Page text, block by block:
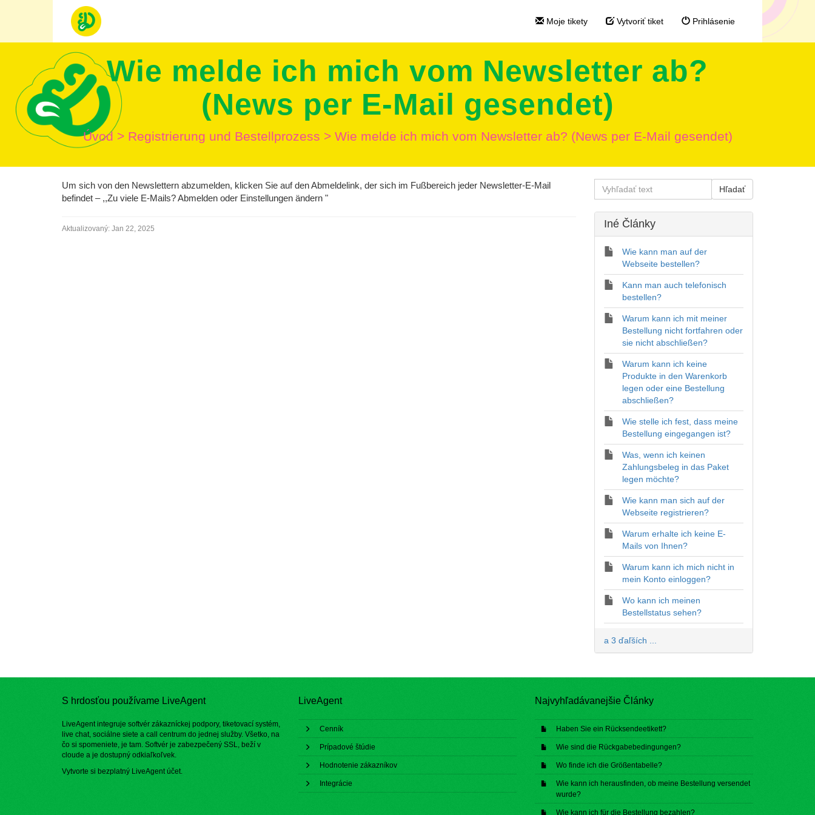
Moje tikety Vytvoriť tiket Prihlásenie
Wie melde ich mich vom Newsletter ab?
(News per E-Mail gesendet)
Úvod > Registrierung und Bestellprozess > Wie melde ich mich vom Newsletter ab? (News per E-Mail gesendet)
Um sich von den Newslettern abzumelden, klicken Sie auf den Abmeldelink, der sich im Fußbereich jeder Newsletter-E-Mail
befindet – ,,Zu viele E-Mails? Abmelden oder Einstellungen ändern "
Aktualizovaný: Jan 22, 2025 Iné Články
Wie kann man auf der
Webseite bestellen?
Kann man auch telefonisch
bestellen?
Warum kann ich mit meiner
Bestellung nicht fortfahren oder
sie nicht abschließen?
Warum kann ich keine
Produkte in den Warenkorb
legen oder eine Bestellung
abschließen?
Wie stelle ich fest, dass meine
Bestellung eingegangen ist?
Was, wenn ich keinen
Zahlungsbeleg in das Paket
legen möchte?
Wie kann man sich auf der
Webseite registrieren?
Warum erhalte ich keine E-
Mails von Ihnen?
Warum kann ich mich nicht in
mein Konto einloggen?
Wo kann ich meinen
Bestellstatus sehen?
a 3 ďaľších ...
S hrdosťou používame LiveAgent
LiveAgent integruje softvér zákazníckej podpory, tiketovací systém,
live chat, sociálne siete a call centrum do jednej služby. Všetko, na
čo si spomeniete, je tam. Softvér je zabezpečený SSL, beží v
cloude a je dostupný odkiaľkoľvek.
Vytvorte si bezplatný LiveAgent účet.
LiveAgent
Cenník
Prípadové štúdie
Hodnotenie zákazníkov
Integrácie
Najvyhľadávanejšie Články
Haben Sie ein Rücksendeetikett?
Wie sind die Rückgabebedingungen?
Wo finde ich die Größentabelle?
Wie kann ich herausfinden, ob meine Bestellung versendet
wurde?
Wie kann ich für die Bestellung bezahlen?